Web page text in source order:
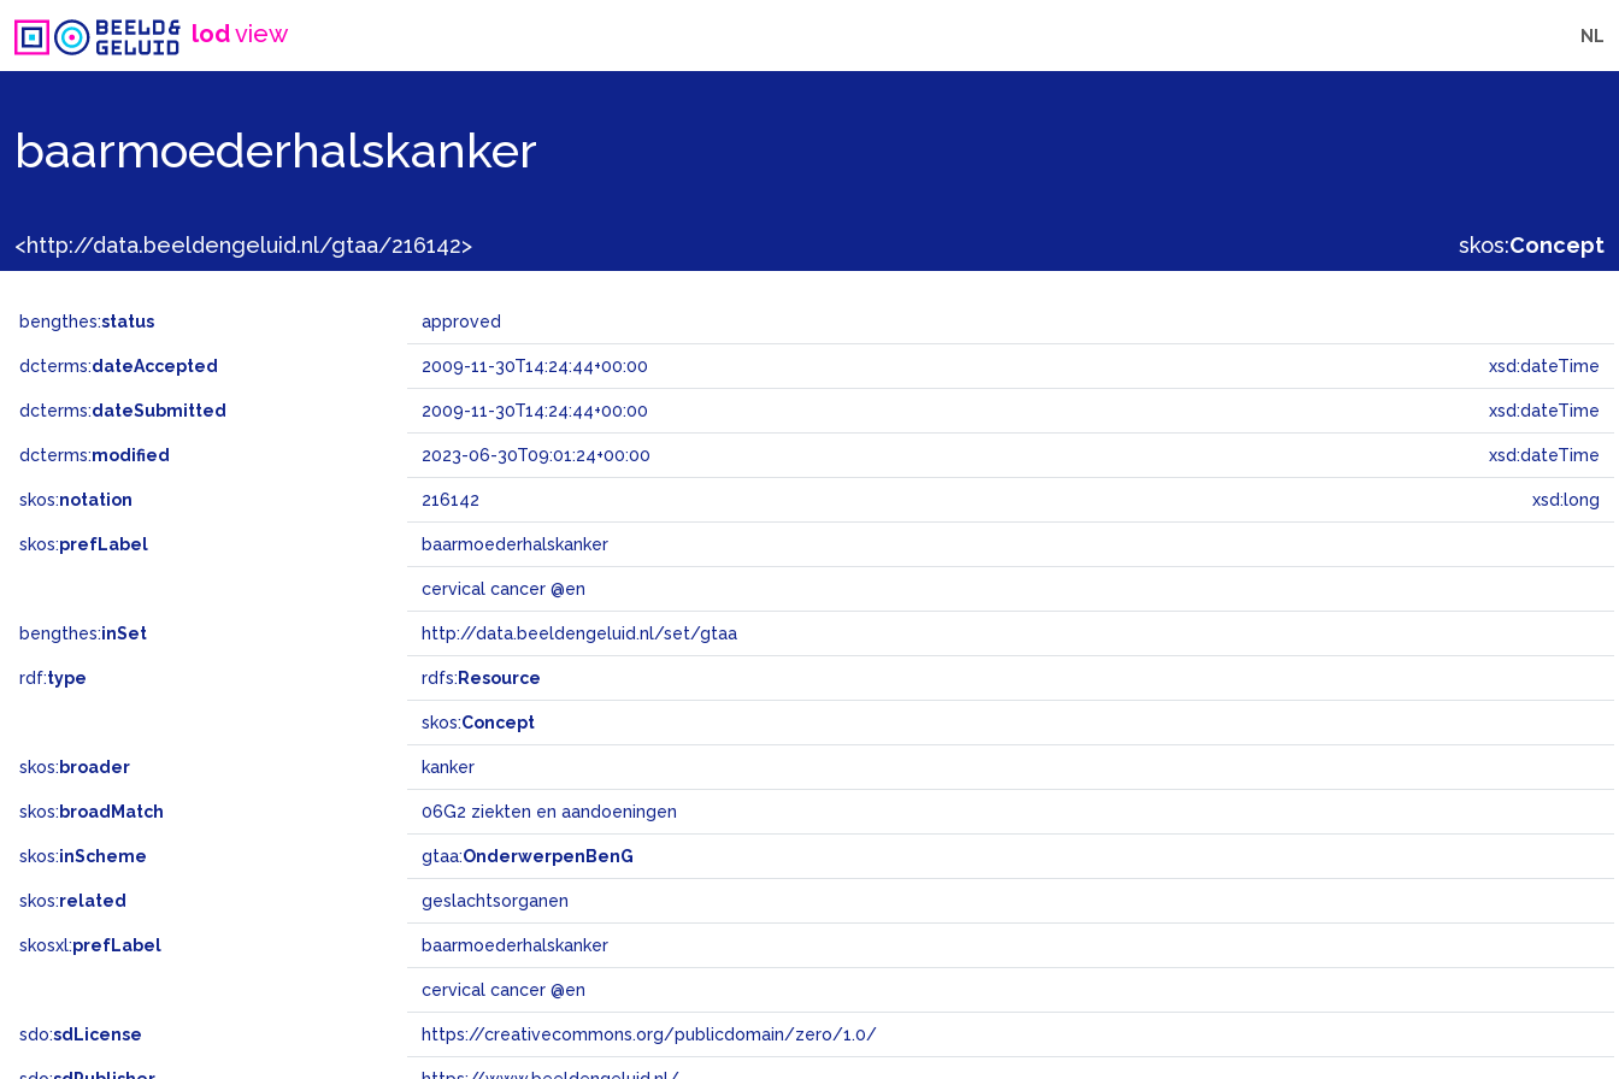
lodview NL
baarmoederhalskanker
<http://data.beeldengeluid.nl/gtaa/216142> skos:Concept
bengthes:status approved
dcterms:dateAccepted 2009-11-30T14:24:44+00:00 xsd:dateTime
dcterms:dateSubmitted 2009-11-30T14:24:44+00:00 xsd:dateTime
dcterms:modified 2023-06-30T09:01:24+00:00 xsd:dateTime
skos:notation 216142 xsd:long
skos:prefLabel baarmoederhalskanker
cervical cancer @en
bengthes:inSet http://data.beeldengeluid.nl/set/gtaa
rdf:type rdfs: Resource
skos:Concept
skos: broader kanker
skos: broadMatch 06G2 ziekten en aandoeningen
skos:inScheme gtaa:OnderwerpenBenG
skos:related geslachtsorganen
skosxl:prefLabel baarmoederhalskanker
cervical cancer @en
sdo:sdLicense https://creativecommons.org/publicdomain/zero/1.0/